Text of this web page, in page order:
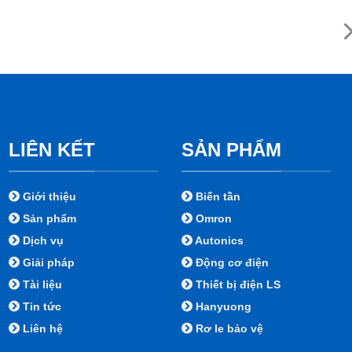
LIÊN KẾT
Giới thiệu
Sản phẩm
Dịch vụ
Giải pháp
Tài liệu
Tin tức
Liên hệ
SẢN PHẨM
Biến tần
Omron
Autonics
Động cơ điện
Thiết bị điện LS
Hanyuong
Rơ le bảo vệ